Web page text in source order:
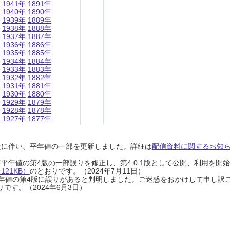
1941年
1940年
1939年
1938年
1937年
1936年
1935年
1934年
1933年
1932年
1931年
1930年
1929年
1928年
1927年
1891年
1890年
1889年
1888年
1887年
1886年
1885年
1884年
1883年
1882年
1881年
1880年
1879年
1878年
1877年
伴い、平年値の一部を更新しました。詳細は配信資料に関するお知
年値の第4版の一部誤りを修正し、第4.0.1版として公開、利用を開
） のとおりです。（2024年7月11日）
値の第4版に誤りがあると判明しました。ご迷惑をおかけして申し訳
です。（2024年6月3日）